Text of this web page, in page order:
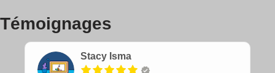
Témoignages
Stacy Isma